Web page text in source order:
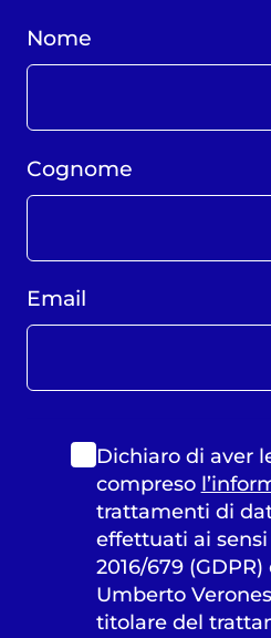
Nome
Cognome
Email
Dichiaro di aver
compreso
trattamenti di
effettuati ai sensi
2016/679
Umberto
titolare del